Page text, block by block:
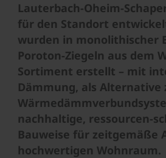
Lauterbach-Oheim-
für den Standort
wurden in monolithischer
Poroton-Ziegeln aus dem
Sortiment erstellt – mit
Dämmung, als Alternative
nachhaltige, ressourcen-
Bauweise für zeitgemäße
hochwertigen Wohnraum.